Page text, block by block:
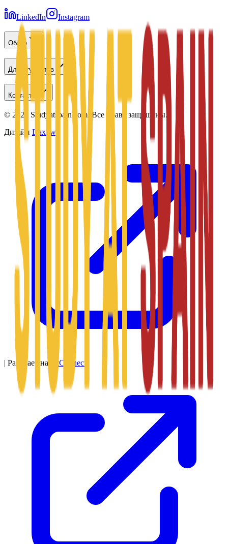
LinkedIn Instagram
Обзор
Для студентов
Контакты
© 2026 Studyatspain.com. Все права защищены.
Дизайн Daxow
| Работает на SitConnect